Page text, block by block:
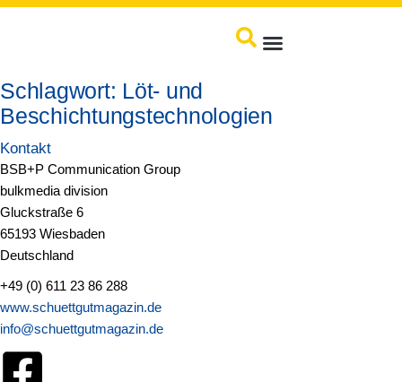
Schlagwort: Löt- und
Beschichtungstechnologien
Kontakt
BSB+P Communication Group
bulkmedia division
Gluckstraße 6
65193 Wiesbaden
Deutschland
+49 (0) 611 23 86 288
www.schuettgutmagazin.de
info@schuettgutmagazin.de